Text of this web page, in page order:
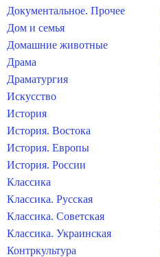
Документальное. Прочее
Дом и семья
Домашние животные
Драма
Драматургия
Искусство
История
История. Востока
История. Европы
История. России
Классика
Классика. Русская
Классика. Советская
Классика. Украинская
Контркультура